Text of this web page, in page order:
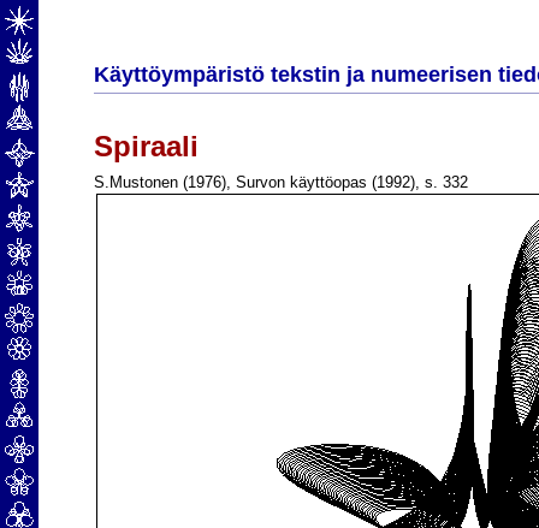
Käyttöympäristö tekstin ja numeerisen
Spiraali
S.Mustonen (1976), Survon käyttöopas (1992), s. 332